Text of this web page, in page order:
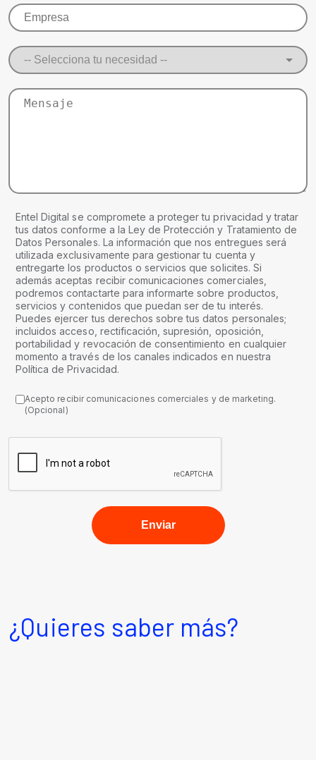
Entel Digital se compromete a proteger tu privacidad y tratar
tus datos conforme a la Ley de Protección y Tratamiento de
Datos Personales. La información que nos entregues será
utilizada exclusivamente para gestionar tu cuenta y
entregarte los productos o servicios que solicites. Si
además aceptas recibir comunicaciones comerciales,
podremos contactarte para informarte sobre productos,
servicios y contenidos que puedan ser de tu interés.
Puedes ejercer tus derechos sobre tus datos personales;
incluidos acceso, rectificación, supresión, oposición,
portabilidad y revocación de consentimiento en cualquier
momento a través de los canales indicados en nuestra
Política de Privacidad.
Acepto recibir comunicaciones comerciales y de marketing.
(Opcional)
¿Quieres saber más?